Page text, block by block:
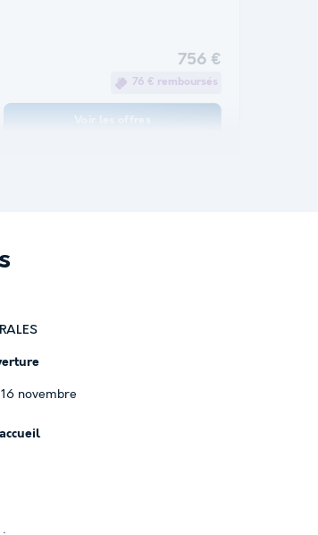
756 €
76 € remboursés
Voir les offres
novembre